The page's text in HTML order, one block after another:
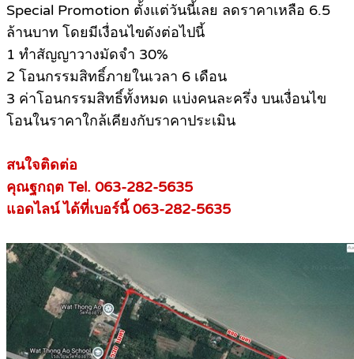
Special Promotion ตั้งแต่วันนี้เลย ลดราคาเหลือ 6.5
ล้านบาท โดยมีเงื่อนไขดังต่อไปนี้
1 ทำสัญญาวางมัดจำ 30%
2 โอนกรรมสิทธิ์ภายในเวลา 6 เดือน
3 ค่าโอนกรรมสิทธิ์ทั้งหมด แบ่งคนละครึ่ง บนเงื่อนไข
โอนในราคาใกล้เคียงกับราคาประเมิน
สนใจติดต่อ
คุณฐกฤต Tel. 063-282-5635
แอดไลน์ ได้ที่เบอร์นี้ 063-282-5635